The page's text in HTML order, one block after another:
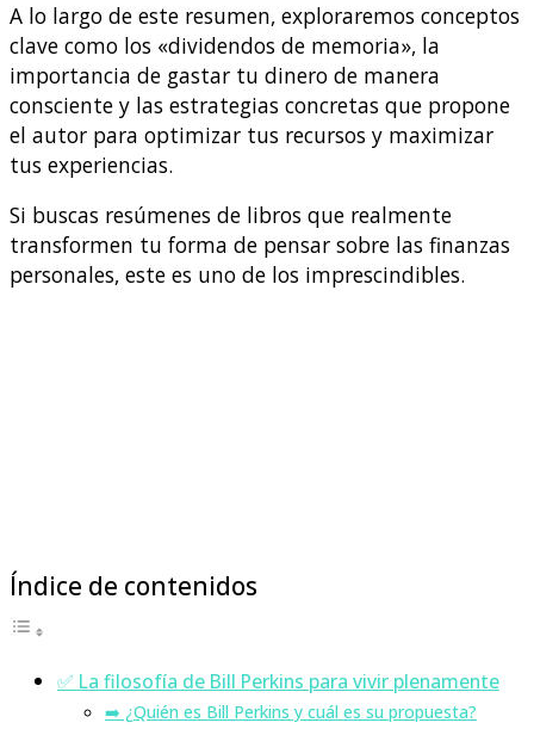
A lo largo de este resumen, exploraremos conceptos
clave como los «dividendos de memoria», la
importancia de gastar tu dinero de manera
consciente y las estrategias concretas que propone
el autor para optimizar tus recursos y maximizar
tus experiencias.
Si buscas resúmenes de libros que realmente
transformen tu forma de pensar sobre las finanzas
personales, este es uno de los imprescindibles.
Índice de contenidos
✅ La filosofía de Bill Perkins para vivir plenamente
➡️ ¿Quién es Bill Perkins y cuál es su propuesta?